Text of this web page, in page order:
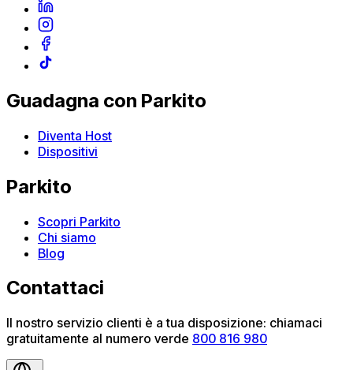
Guadagna con Parkito
Diventa Host
Dispositivi
Parkito
Scopri Parkito
Chi siamo
Blog
Contattaci
Il nostro servizio clienti è a tua disposizione: chiamaci
gratuitamente al numero verde 800 816 980